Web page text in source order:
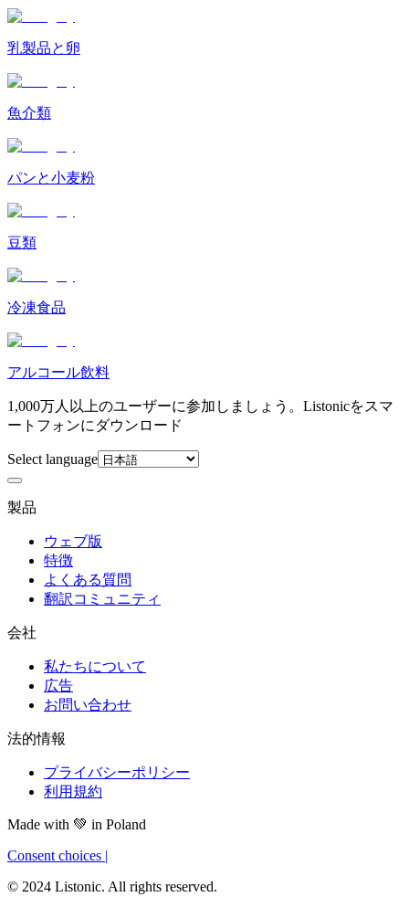
乳製品と卵
魚介類
パンと小麦粉
豆類
冷凍食品
アルコール飲料
1,000万人以上のユーザーに参加しましょう。Listonicをスマ
ートフォンにダウンロード
Select language
製品
ウェブ版
特徴
よくある質問
翻訳コミュニティ
会社
私たちについて
広告
お問い合わせ
法的情報
プライバシーポリシー
利用規約
Made with 💚 in Poland
Consent choices |
© 2024 Listonic. All rights reserved.